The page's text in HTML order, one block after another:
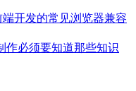
开发的常见浏览器兼容
作必须要知道那些知识